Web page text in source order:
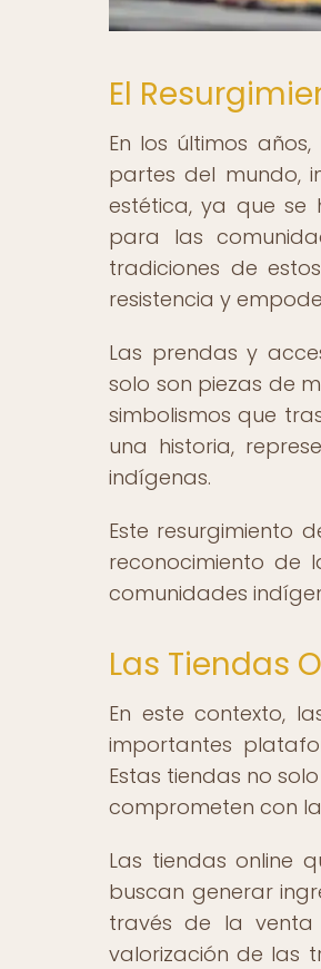
El
En los últimos
partes del mundo,
estética, ya que se
para las
tradiciones de
resistencia y
Las prendas y
solo son piezas de
simbolismos que
una historia,
indígenas.
Este resurgimiento
reconocimiento de
comunidades
Las Tiendas
En este contexto,
importantes
Estas tiendas no
comprometen con
Las tiendas online
buscan generar
través de la venta
valorización de las